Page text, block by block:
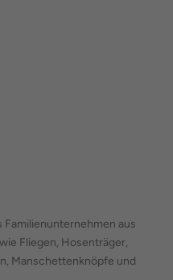
Familienunternehmen aus
Fliegen, Hosenträger,
Manschettenknöpfe und